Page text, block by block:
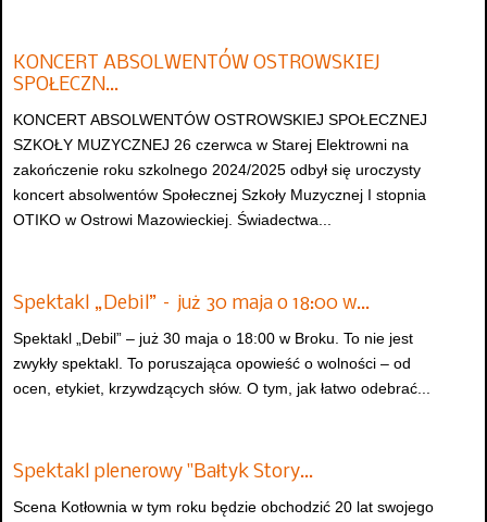
KONCERT ABSOLWENTÓW OSTROWSKIEJ
SPOŁECZN…
KONCERT ABSOLWENTÓW OSTROWSKIEJ SPOŁECZNEJ
SZKOŁY MUZYCZNEJ 26 czerwca w Starej Elektrowni na
zakończenie roku szkolnego 2024/2025 odbył się uroczysty
koncert absolwentów Społecznej Szkoły Muzycznej I stopnia
OTIKO w Ostrowi Mazowieckiej. Świadectwa...
Spektakl „Debil” – już 30 maja o 18:00 w…
Spektakl „Debil” – już 30 maja o 18:00 w Broku. To nie jest
zwykły spektakl. To poruszająca opowieść o wolności – od
ocen, etykiet, krzywdzących słów. O tym, jak łatwo odebrać...
Spektakl plenerowy "Bałtyk Story…
Scena Kotłownia w tym roku będzie obchodzić 20 lat swojego